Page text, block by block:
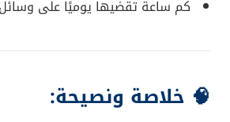
كم ساعة تقضيها يوميًا على
🧠 خلاصة ونصيحة: